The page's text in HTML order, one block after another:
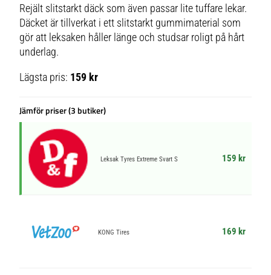
Rejält slitstarkt däck som även passar lite tuffare lekar.
Däcket är tillverkat i ett slitstarkt gummimaterial som
gör att leksaken håller länge och studsar roligt på hårt
underlag.
Lägsta pris: 159 kr
Jämför priser (3 butiker)
Leksak Tyres Extreme Svart S 159 kr
KONG Tires 169 kr